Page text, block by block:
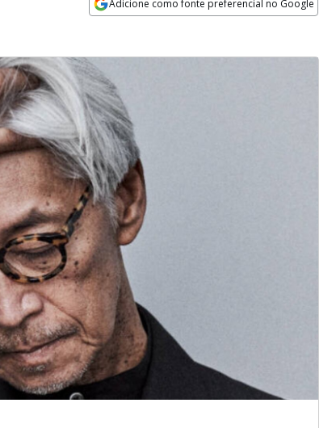
Adicione como fonte preferencial no Google